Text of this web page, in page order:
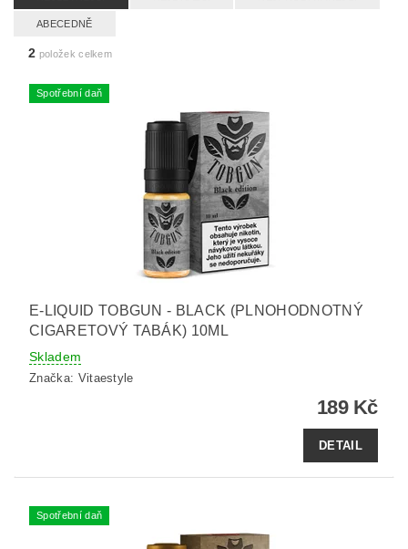
ABECEDNĚ
2 položek celkem
Spotřební daň
E-LIQUID TOBGUN - BLACK (PLNOHODNOTNÝ
CIGARETOVÝ TABÁK) 10ML
Skladem
Značka: Vitaestyle
189 Kč
DETAIL
Spotřební daň